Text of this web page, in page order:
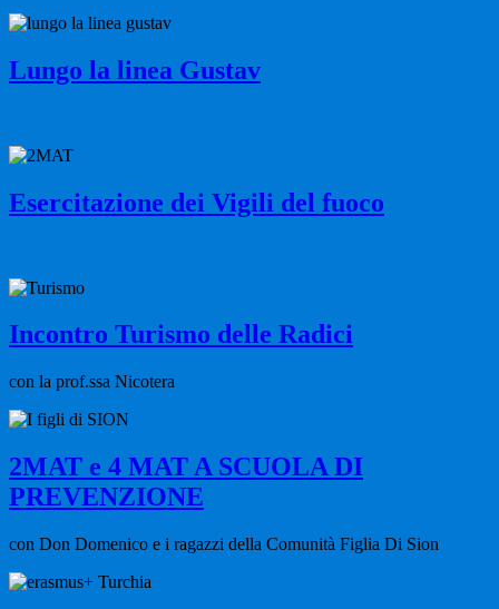
Lungo la linea Gustav
Esercitazione dei Vigili del fuoco
Incontro Turismo delle Radici
con la prof.ssa Nicotera
2MAT e 4 MAT A SCUOLA DI
PREVENZIONE
con Don Domenico e i ragazzi della Comunità Figlia Di Sion